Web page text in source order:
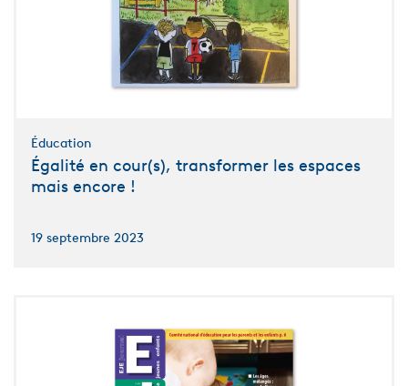
Éducation
Égalité en cour(s), transformer les espaces
mais encore !
19 septembre 2023